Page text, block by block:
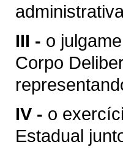
III - o
Corpo
IV - o
Estadual